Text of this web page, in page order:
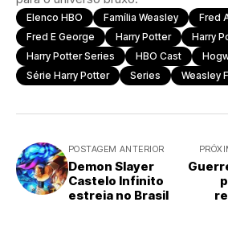
Elenco HBO Família Weasley
Fred
Fred E George
Harry Potter
Harry
Harry Potter Series
HBO Cast
Série Harry Potter
Series Weasley
POSTAGEM ANTERIOR
Demon Slayer
Castelo Infinito
estreia no Brasil